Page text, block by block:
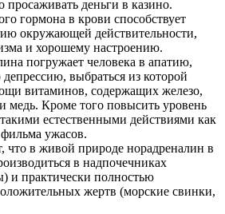
деньги в казино.
гормона в крови способствует
окружающей действительности,
и хорошему настроению.
погружает человека в апатию,
выбраться из которой
витаминов, содержащих железо,
медь. Кроме того повысить уровень
естественными действиями как
ужасов.
что в живой природе норадреналин в
в надпочечниках
и практически полностью
жертв (морские свинки,